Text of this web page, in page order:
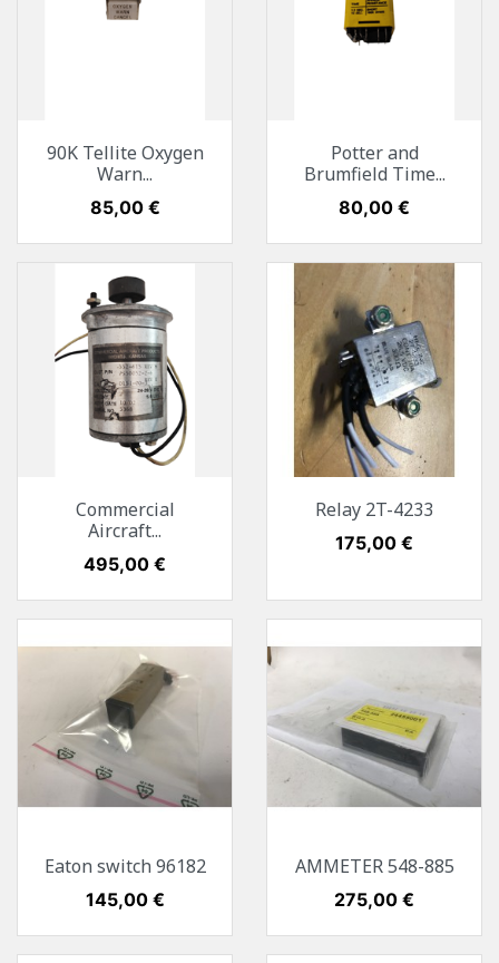
90K Tellite Oxygen
Warn...
Preis
85,00 €
Potter and
Brumfield Time...
Preis
80,00 €
Commercial
Aircraft...
Preis
495,00 €
Relay 2T-4233
Preis
175,00 €
Eaton switch 96182
Preis
145,00 €
AMMETER 548-885
Preis
275,00 €